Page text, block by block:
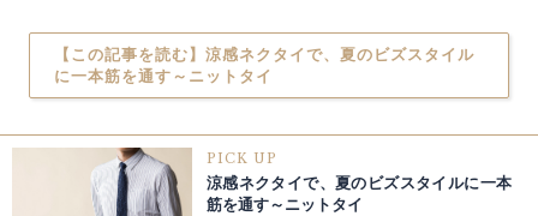
【この記事を読む】涼感ネクタイで、夏のビズスタイル
に一本筋を通す～ニットタイ
PICK UP
涼感ネクタイで、夏のビズスタイルに一本
筋を通す～ニットタイ